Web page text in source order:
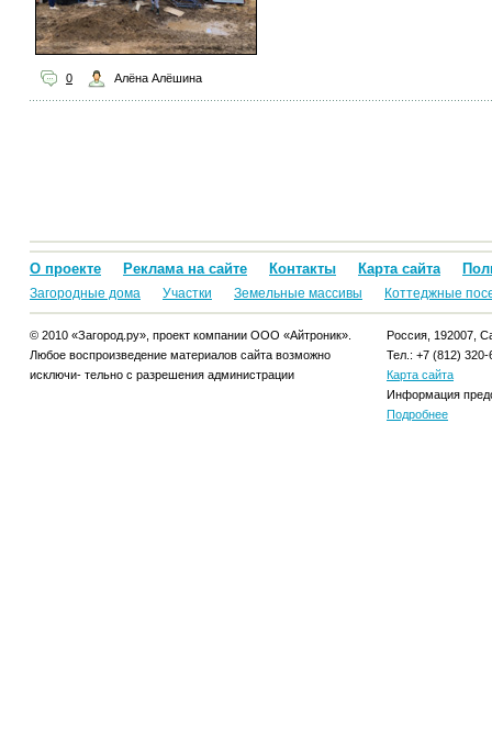
0 Алёна Алёшина
О проекте Реклама на сайте Контакты Карта сайта
Загородные дома Участки Земельные массивы Коттеджные
© 2010 «Загород.ру», проект компании ООО «Айтроник».
Любое воспроизведение материалов сайта возможно
исключи- тельно с разрешения администрации
Россия, 192007,
Тел.: +7 (812) 320-
Карта сайта
Информация
Подробнее